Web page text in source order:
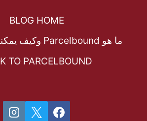
BLOG HOME
ما هو Parcelbound وكيف يمكنه مساعدتك؟
TO PARCELBOUND